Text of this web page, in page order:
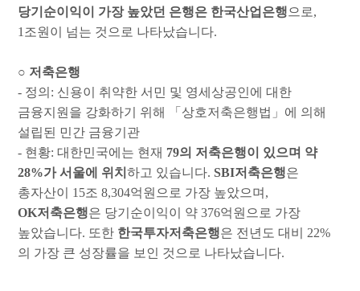
당기순이익이 가장 높았던 은행은 한국산업은행으로,
1 조원이 넘는 것으로 나타났습니다.
○ 저축은행
- 정의 : 신용이 취약한 서민 및 영세상공인에 대한
금융지원을 강화하기 위해
「 상호저축은행법 」 에 의해
설립된 민간 금융기관
- 현황: 대한민국에는 현재 79의 저축은행이 있으며 약
28%가 서울에 위치 하고 있습니다. SBI저축은행은
총자산이 15조 8,304억원으로 가장 높았으며 ,
OK저축은행은 당기순이익이 약 376억원으로 가장
높았습니다. 또한 한국투자저축은행은 전년도 대비 22%
의 가장 큰 성장률을 보인 것으로 나타났습니다.